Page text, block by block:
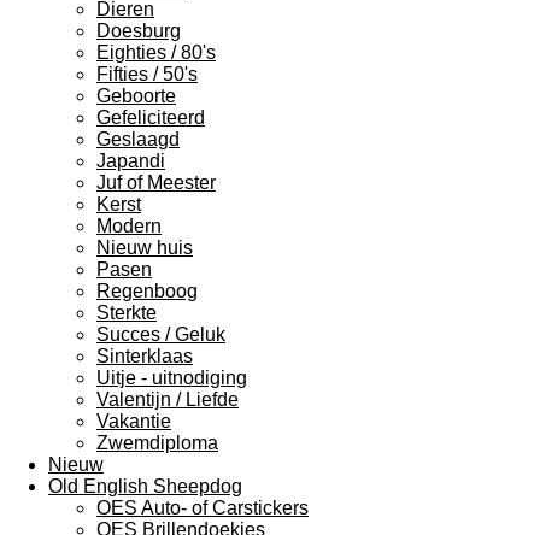
Dieren
Doesburg
Eighties / 80's
Fifties / 50's
Geboorte
Gefeliciteerd
Geslaagd
Japandi
Juf of Meester
Kerst
Modern
Nieuw huis
Pasen
Regenboog
Sterkte
Succes / Geluk
Sinterklaas
Uitje - uitnodiging
Valentijn / Liefde
Vakantie
Zwemdiploma
Nieuw
Old English Sheepdog
OES Auto- of Carstickers
OES Brillendoekjes